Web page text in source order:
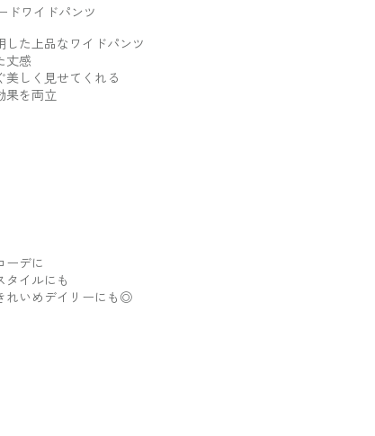
ドワイドパンツ
た上品なワイドパンツ
丈感
しく見せてくれる
果を両立
ーデに
タイルにも
れいめデイリーにも◎